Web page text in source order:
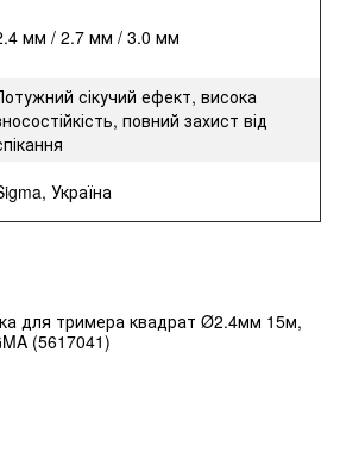
мм / 2.7 мм / 3.0 мм
сікучий ефект, висока
повний захист від
Україна
для тримера квадрат Ø2.4мм 15м,
(5617041)